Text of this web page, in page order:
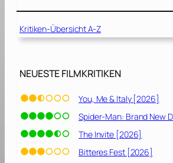
z
e
[
9
0
]
Kritiken-Übersicht A-Z
NEUESTE FILMKRITIKEN
You, Me & Italy [2026]
Spider-Man: Brand New
The Invite [2026]
Bitteres Fest [2026]